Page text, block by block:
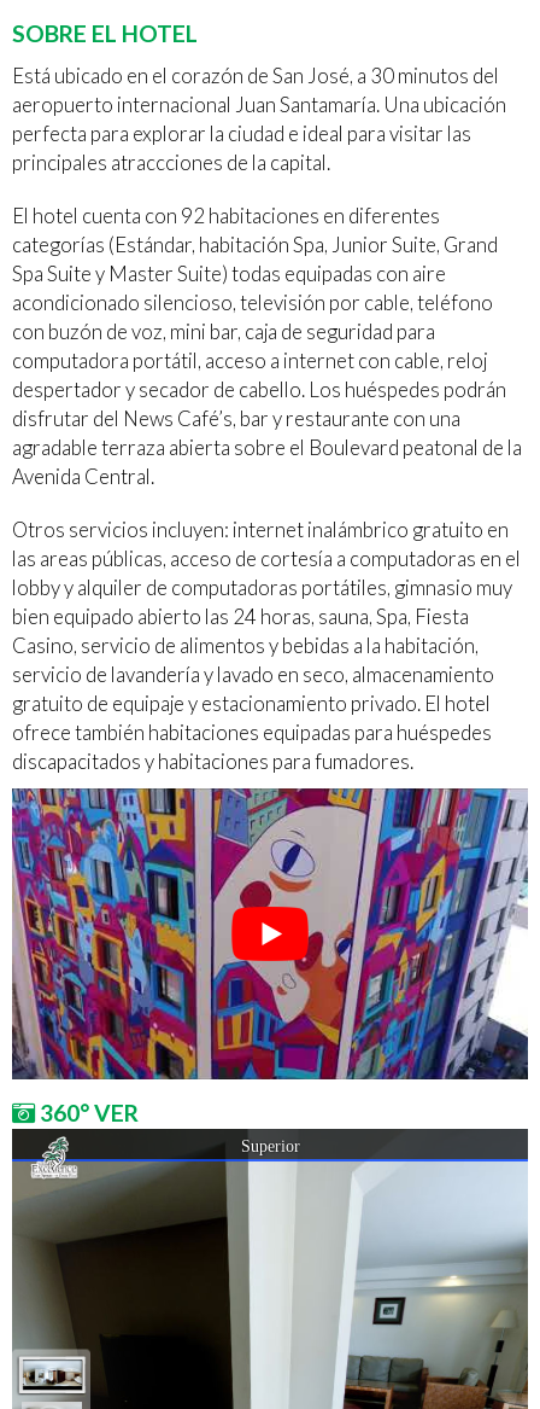
SOBRE EL HOTEL
Está ubicado en el corazón de San José, a 30 minutos del
aeropuerto internacional Juan Santamaría. Una ubicación
perfecta para explorar la ciudad e ideal para visitar las
principales atraccciones de la capital.
El hotel cuenta con 92 habitaciones en diferentes
categorías (Estándar, habitación Spa, Junior Suite, Grand
Spa Suite y Master Suite) todas equipadas con aire
acondicionado silencioso, televisión por cable, teléfono
con buzón de voz, mini bar, caja de seguridad para
computadora portátil, acceso a internet con cable, reloj
despertador y secador de cabello. Los huéspedes podrán
disfrutar del News Café’s, bar y restaurante con una
agradable terraza abierta sobre el Boulevard peatonal de la
Avenida Central.
Otros servicios incluyen: internet inalámbrico gratuito en
las areas públicas, acceso de cortesía a computadoras en el
lobby y alquiler de computadoras portátiles, gimnasio muy
bien equipado abierto las 24 horas, sauna, Spa, Fiesta
Casino, servicio de alimentos y bebidas a la habitación,
servicio de lavandería y lavado en seco, almacenamiento
gratuito de equipaje y estacionamiento privado. El hotel
ofrece también habitaciones equipadas para huéspedes
discapacitados y habitaciones para fumadores.
360° VER